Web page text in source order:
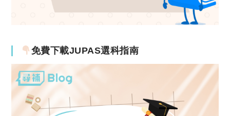
免費下載JUPAS選科指南